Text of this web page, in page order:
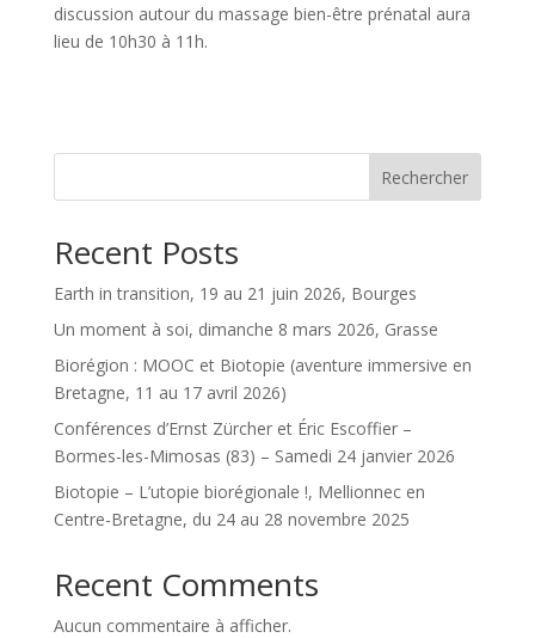
discussion autour du massage bien-être prénatal aura
lieu de 10h30 à 11h.
Rechercher
Recent Posts
Earth in transition, 19 au 21 juin 2026, Bourges
Un moment à soi, dimanche 8 mars 2026, Grasse
Biorégion : MOOC et Biotopie (aventure immersive en
Bretagne, 11 au 17 avril 2026)
Conférences d’Ernst Zürcher et Éric Escoffier –
Bormes-les-Mimosas (83) – Samedi 24 janvier 2026
Biotopie – L’utopie biorégionale !, Mellionnec en
Centre-Bretagne, du 24 au 28 novembre 2025
Recent Comments
Aucun commentaire à afficher.